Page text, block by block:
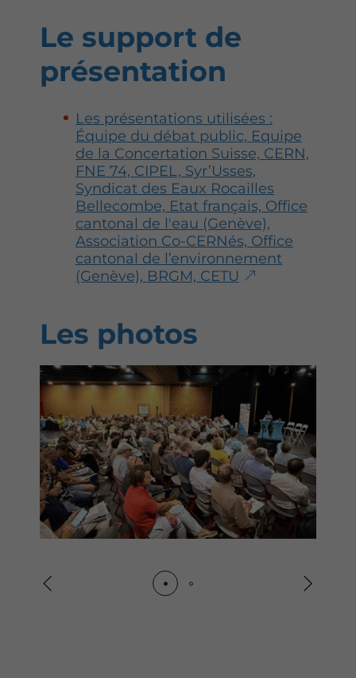
Le support de
présentation
Les présentations utilisées :
Équipe du débat public, Equipe
de la Concertation Suisse, CERN,
FNE 74, CIPEL, Syr’Usses,
Syndicat des Eaux Rocailles
Bellecombe, Etat français, Office
cantonal de l'eau (Genève),
Association Co-CERNés, Office
cantonal de l’environnement
(Genève), BRGM, CETU
Les photos
Précédent Suivant